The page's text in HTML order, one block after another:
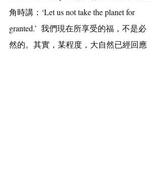
角時講：‘Let us not take the planet for
granted.’  我們現在所享受的福，不是必
然的。其實，某程度，大自然已經回應